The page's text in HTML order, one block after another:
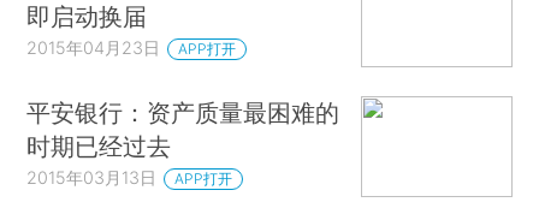
即启动换届
2015年04月23日 APP打开
平安银行：资产质量最困难的
时期已经过去
2015年03月13日 APP打开